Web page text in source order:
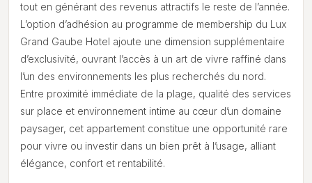
tout en générant des revenus attractifs le reste de l’année.
L’option d’adhésion au programme de membership du Lux
Grand Gaube Hotel ajoute une dimension supplémentaire
d’exclusivité, ouvrant l’accès à un art de vivre raffiné dans
l’un des environnements les plus recherchés du nord.
Entre proximité immédiate de la plage, qualité des services
sur place et environnement intime au cœur d’un domaine
paysager, cet appartement constitue une opportunité rare
pour vivre ou investir dans un bien prêt à l’usage, alliant
élégance, confort et rentabilité.